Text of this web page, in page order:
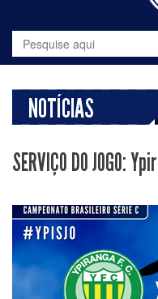
NOTÍCIAS
SERVIÇO DO JOGO: